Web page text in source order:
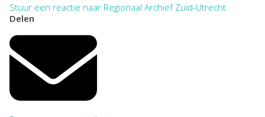
Stuur een reactie naar Regionaal Archief Zuid-Utrecht
Delen